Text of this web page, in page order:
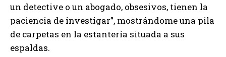
un detective o un abogado, obsesivos, tienen la
paciencia de investigar”, mostrándome una pila
de carpetas en la estantería situada a sus
espaldas.